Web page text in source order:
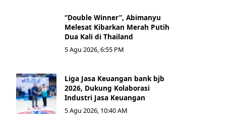
“Double Winner”, Abimanyu
Melesat Kibarkan Merah Putih
Dua Kali di Thailand
5 Agu 2026, 6:55 PM
Liga Jasa Keuangan bank bjb
2026, Dukung Kolaborasi
Industri Jasa Keuangan
5 Agu 2026, 10:40 AM